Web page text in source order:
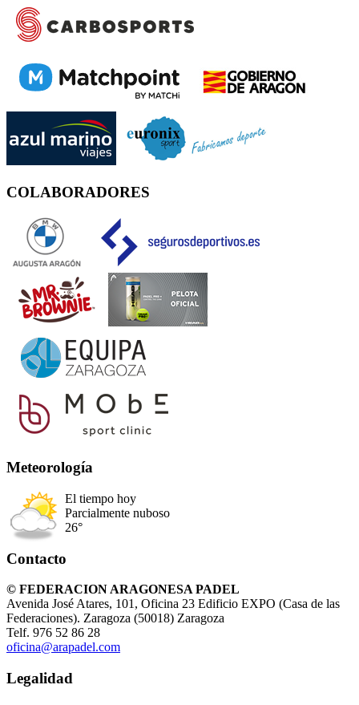
COLABORADORES
Meteorología
El tiempo hoy
Parcialmente nuboso
26°
Contacto
© FEDERACION ARAGONESA PADEL
Avenida José Atares, 101, Oficina 23 Edificio EXPO (Casa de las
Federaciones). Zaragoza (50018) Zaragoza
Telf. 976 52 86 28
oficina@arapadel.com
Legalidad